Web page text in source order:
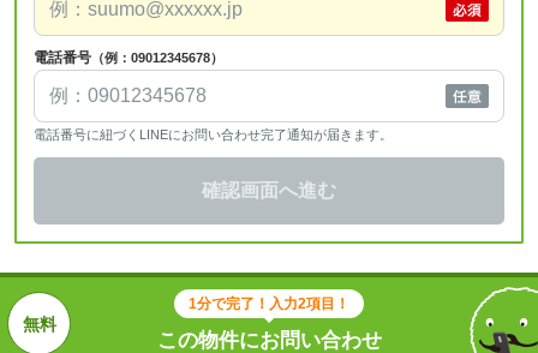
電話番号 （例：09012345678）
電話番号に紐づくLINEにお問い合わせ完了通知が届きます。
確認画面へ進む
1分で完了！入力2項目！
この物件にお問い合わせ